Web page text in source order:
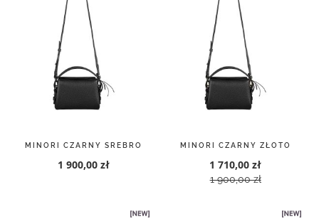
MINORI CZARNY SREBRO
1 900,00 zł
MINORI CZARNY ZŁOTO
1 710,00 zł
1 900,00 zł